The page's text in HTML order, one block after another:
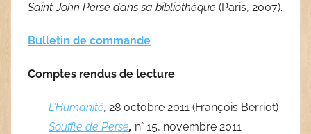
Saint-John Perse dans sa bibliothèque (Paris, 2007).
Bulletin de commande
Comptes rendus de lecture
L’Humanité, 28 octobre 2011 (François Berriot)
Souffle de Perse, n° 15, novembre 2011